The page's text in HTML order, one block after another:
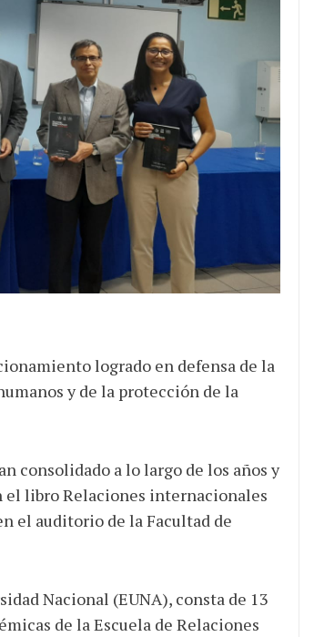
logrado en defensa de la
y de la protección de la
consolidado a lo largo de los años y
el libro Relaciones internacionales
el auditorio de la Facultad de
Nacional (EUNA), consta de 13
de la Escuela de Relaciones
JULIO 24, 2026
Rechazo al reparto desigual
de ganancias es mayor
cuando hubo esfuerzo